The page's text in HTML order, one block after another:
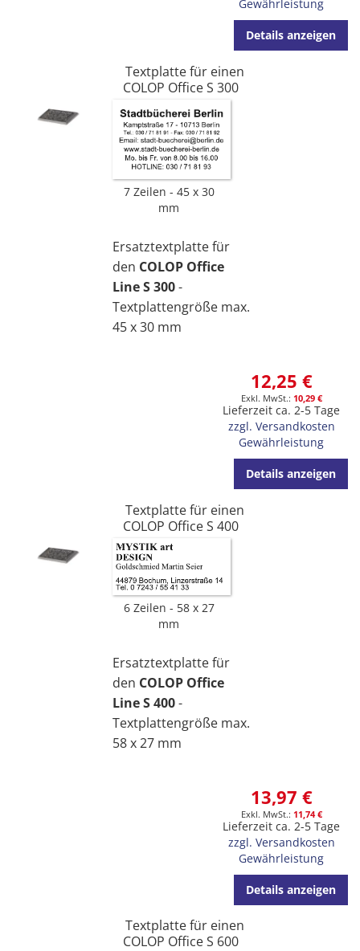
Gewährleistung
Details anzeigen
Textplatte für einen
COLOP Office S 300
7 Zeilen
45 x 30
mm
Ersatztextplatte für
den COLOP Office
Line S 300-
Textplattengröße max.
45 x 30 mm
12,25 €
10,29 €
Lieferzeit ca. 2-5 Tage
zzgl. Versandkosten
Gewährleistung
Details anzeigen
Textplatte für einen
COLOP Office S 400
6 Zeilen
58 x 27
mm
Ersatztextplatte für
den COLOP Office
Line S 400-
Textplattengröße max.
58 x 27 mm
13,97 €
11,74 €
Lieferzeit ca. 2-5 Tage
zzgl. Versandkosten
Gewährleistung
Details anzeigen
Textplatte für einen
COLOP Office S 600